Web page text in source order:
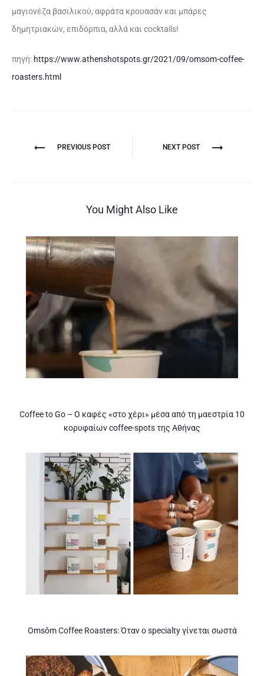
μαγιονέζα βασιλικού, αφράτα κρουασάν και μπάρες
δημητριακών, επιδόρπια, αλλά και cocktails!
πηγή: https://www.athenshotspots.gr/2021/09/omsom-coffee-
roasters.html
PREVIOUS POST NEXT POST
You Might Also Like
Coffee to Go – Ο καφές «στο χέρι» μέσα από τη μαεστρία 10
κορυφαίων coffee-spots της Αθήνας
Omsôm Coffee Roasters: Όταν ο specialty γίνεται σωστά